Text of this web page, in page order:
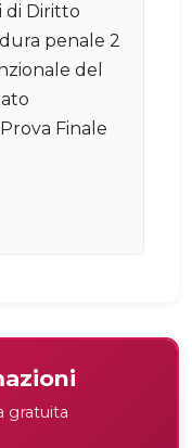
di Diritto
penale 2
del
Finale
gratuita